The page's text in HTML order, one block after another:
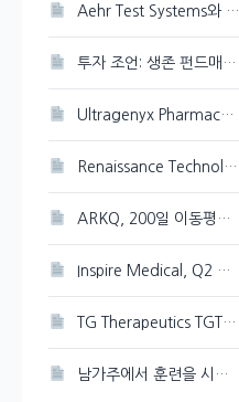
Aehr Test Systems와 Microsoft, 수익 성장 비교 분석
투자 조언: 생존 펀드매니저의 유연한 판단
Ultragenyx Pharmaceutical(RARE) 내부자 1,900주 매도 현황
Renaissance Technologies, CAI 120,000주 새로 매입
ARKQ, 200일 이동평균선突破로 상승세 이어가다
Inspire Medical, Q2 흑자 전환 및 FY26 성장 전망
TG Therapeutics TGTX, BRIUMVI 매출 증가에도 주가 하락으로 이어진 비용 부담
남가주에서 훈련을 시작한 USA Swimming Pan Pacs 팀